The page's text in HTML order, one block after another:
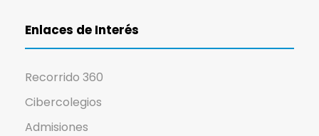
Enlaces de Interés
Recorrido 360
Cibercolegios
Admisiones